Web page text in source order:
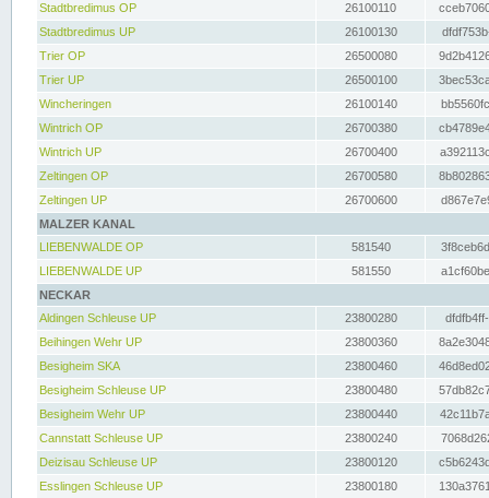
Stadtbredimus OP
26100110
Stadtbredimus UP
26100130
Trier OP
26500080
Trier UP
26500100
Wincheringen
26100140
Wintrich OP
26700380
Wintrich UP
26700400
Zeltingen OP
26700580
Zeltingen UP
26700600
MALZER KANAL
LIEBENWALDE OP
581540
LIEBENWALDE UP
581550
NECKAR
Aldingen Schleuse UP
23800280
Beihingen Wehr UP
23800360
Besigheim SKA
23800460
Besigheim Schleuse UP
23800480
Besigheim Wehr UP
23800440
Cannstatt Schleuse UP
23800240
Deizisau Schleuse UP
23800120
Esslingen Schleuse UP
23800180